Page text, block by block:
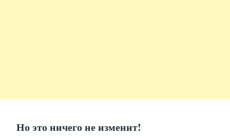
Но это ничего не изменит!